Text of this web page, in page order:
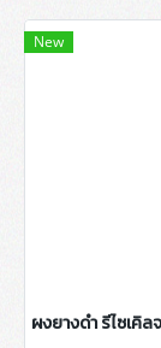
New
ผงยางดำ รีไซเคิล